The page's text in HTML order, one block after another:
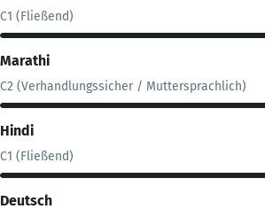
C1 (Fließend)
Marathi
C2 (Verhandlungssicher / Muttersprachlich)
Hindi
C1 (Fließend)
Deutsch